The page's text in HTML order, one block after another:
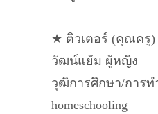
★ ติวเตอร์ (คุณครู
วัฒน์แย้ม ผู้หญิง
วุฒิการศึกษา/การท
homeschooling